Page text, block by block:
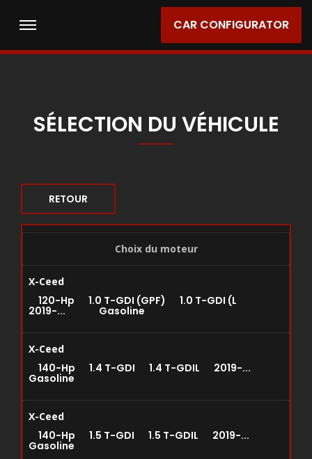
CAR CONFIGURATOR
SÉLECTION DU VÉHICULE
RETOUR
Choix du moteur
X-Ceed
120-Hp 1.0 T-GDI (GPF) 1.0 T-GDI (L
2019-... Gasoline
X-Ceed
140-Hp 1.4 T-GDI 1.4 T-GDIL 2019-...
Gasoline
X-Ceed
140-Hp 1.5 T-GDI 1.5 T-GDIL 2019-...
Gasoline